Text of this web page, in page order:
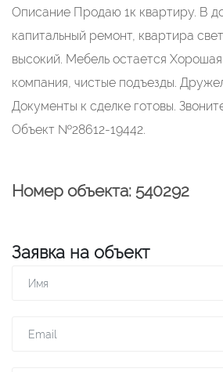
Описание Продаю 1к квартиру. В
капитальный ремонт, квартира
высокий. Мебель остается
компания, чистые подъезды.
Документы к сделке готовы.
Объект №28612-19442.
Номер объекта: 540292
Заявка на объект